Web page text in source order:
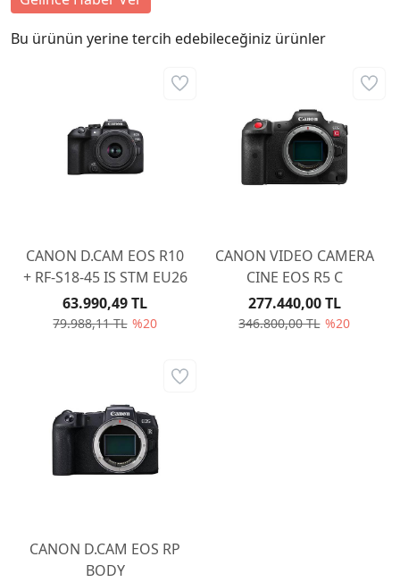
Bu ürünün yerine tercih edebileceğiniz ürünler
CANON D.CAM EOS R10
+ RF-S18-45 IS STM EU26
79.988,11 TL %20
63.990,49 TL
CANON VIDEO CAMERA
CINE EOS R5 C
346.800,00 TL %20
277.440,00 TL
CANON D.CAM EOS RP
BODY